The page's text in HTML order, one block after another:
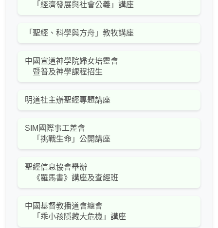
「經濟發展與社會公義」講座
「聖經、科學與方舟」教牧講座
中國宣道神學院婦女培靈會
暨普及神學課程招生
明道社主辦聖經專題講座
SIM國際事工差會
「挑戰生命」公開講座
聖經信息協會舉辦
《羅馬書》講座及查經班
中國基督教播道會總會
「乖小孩隱藏大危機」講座